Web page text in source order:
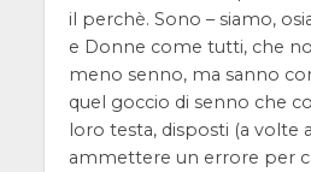
il perchè. Sono – siamo,
e Donne come tutti, che
meno senno, ma sanno
quel goccio di senno che
loro testa, disposti (a volte
ammettere un errore per